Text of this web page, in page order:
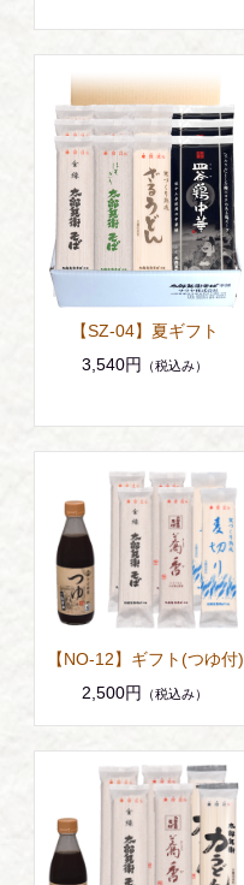
【SZ-04】夏ギフト
3,540円
（税込み）
【NO-12】ギフト(つゆ付)
2,500円
（税込み）